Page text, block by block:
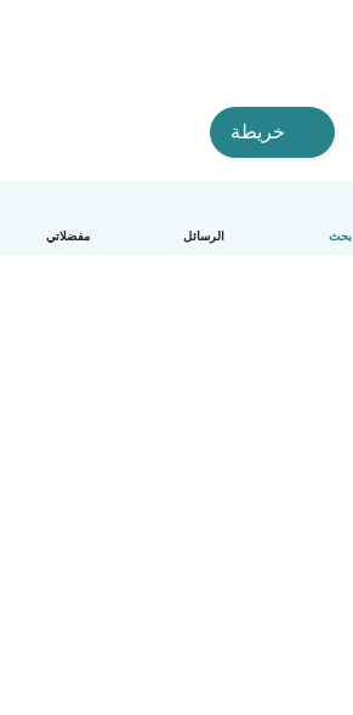
بحث الرسائل مفضلاتي
خريطة